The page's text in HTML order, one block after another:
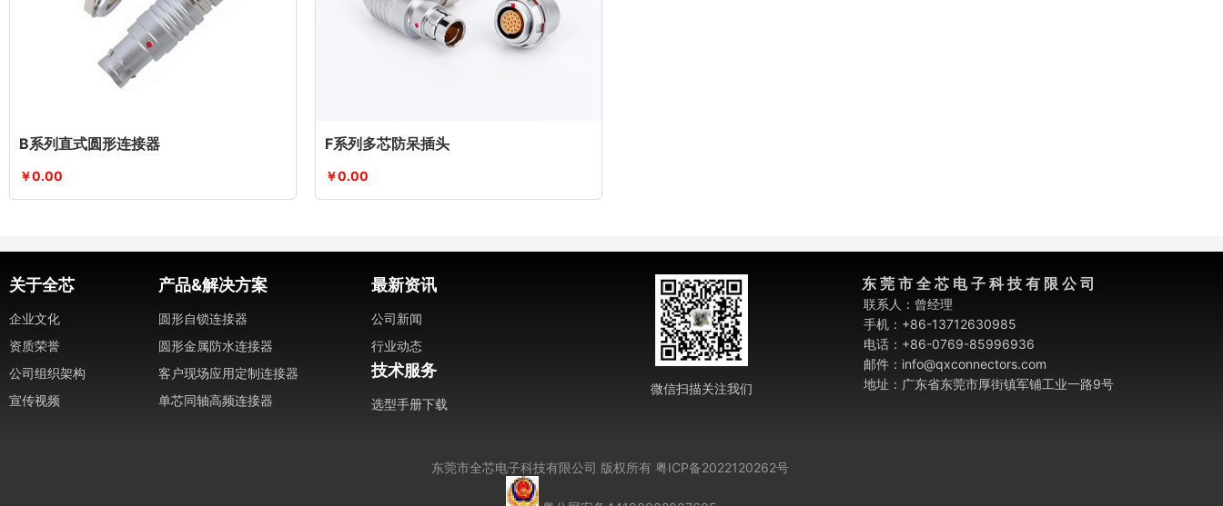
B系列直式圆形连接器
￥0.00
F系列多芯防呆插头
￥0.00
关于全芯
企业文化
资质荣誉
公司组织架构
宣传视频
产品&解决方案
圆形自锁连接器
圆形金属防水连接器
客户现场应用定制连接器
单芯同轴高频连接器
最新资讯
公司新闻
行业动态
技术服务
选型手册下载
微信扫描关注我们
东 莞 市 全 芯 电 子 科 技 有 限 公 司
联系人：曾经理
手机：+86-13712630985
电话：+86-0769-85996936
邮件：info@qxconnectors.com
地址：广东省东莞市厚街镇军铺工业一路9号
东莞市全芯电子科技有限公司 版权所有 粤ICP备2022120262号